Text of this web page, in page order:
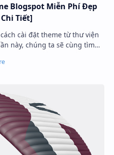
Blogspot Miễn Phí Đẹp
Tiết]
cài đặt theme từ thư viện
này, chúng ta sẽ cùng tìm